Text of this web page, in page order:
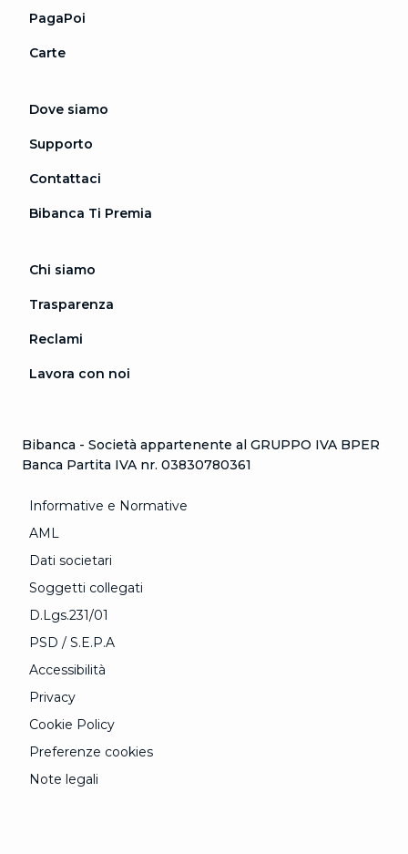
PagaPoi
Carte
Dove siamo
Supporto
Contattaci
Bibanca Ti Premia
Chi siamo
Trasparenza
Reclami
Lavora con noi
Bibanca - Società appartenente al GRUPPO IVA BPER
Banca Partita IVA nr. 03830780361
Informative e Normative
AML
Dati societari
Soggetti collegati
D.Lgs.231/01
PSD / S.E.P.A
Accessibilità
Privacy
Cookie Policy
Preferenze cookies
Note legali